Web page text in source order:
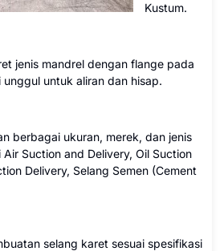
Kustum.
jenis mandrel dengan flange pada
unggul untuk aliran dan hisap.
berbagai ukuran, merek, dan jenis
Suction and Delivery, Oil Suction
Delivery, Selang Semen (Cement
selang karet sesuai spesifikasi